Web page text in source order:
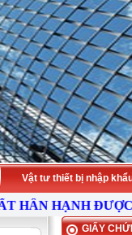
Vật tư thiết bị nhập
HẠNH ĐƯỢC
GIẤY